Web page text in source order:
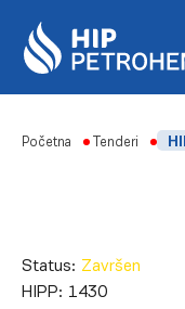
Početna Tenderi
Status: Završen
HIPP: 1430